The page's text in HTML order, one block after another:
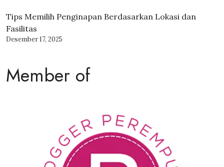
Tips Memilih Penginapan Berdasarkan Lokasi dan
Fasilitas
Desember 17, 2025
Member of